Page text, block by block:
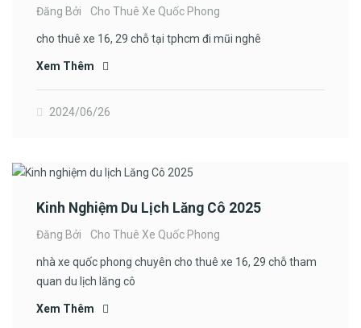
Đăng Bởi Cho Thuê Xe Quốc Phong
cho thuê xe 16, 29 chỗ tại tphcm đi mũi nghê
Xem Thêm
2024/06/26
Kinh Nghiệm Du Lịch Lăng Cô 2025
Đăng Bởi Cho Thuê Xe Quốc Phong
nhà xe quốc phong chuyên cho thuê xe 16, 29 chỗ tham
quan du lịch lăng cô
Xem Thêm